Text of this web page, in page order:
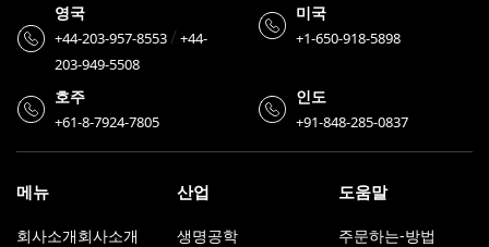
영국
+44-203-957-8553/+44-
203-949-5508
미국
+1-650-918-5898
호주
+61-8-7924-7805
인도
+91-848-285-0837
메뉴
회사소개회사소개
산업
생명공학
도움말
주문하는-방법